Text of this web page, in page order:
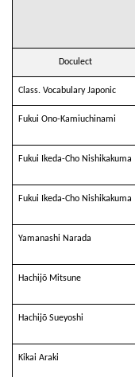
Doculect
Class. Vocabulary Japonic
Fukui Ono-Kamiuchinami
Fukui Ikeda-Cho Nishikakuma
Fukui Ikeda-Cho Nishikakuma
Yamanashi Narada
Hachijō Mitsune
Hachijō Sueyoshi
Kikai Araki